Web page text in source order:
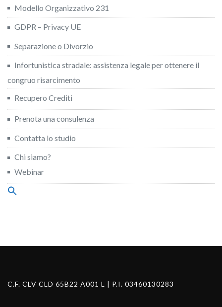
Modello Organizzativo 231
GDPR – Privacy UE
Separazione o Divorzio
Infortunistica stradale: assistenza legale per ottenere il
congruo risarcimento
Recupero Crediti
Prenota una consulenza
Contatta lo studio
Chi siamo?
Webinar
Search
C.F. CLV CLD 65B22 A001 L | P.I. 03460130283